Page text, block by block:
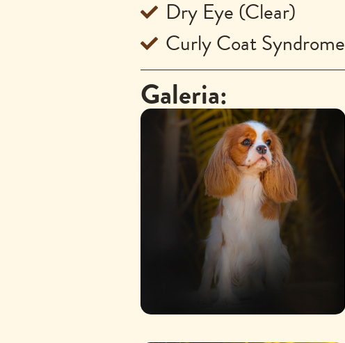
Dry Eye (Clear)
Curly Coat
Galeria: